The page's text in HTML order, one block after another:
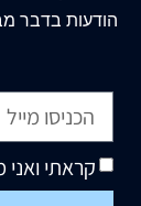
הודעות בדבר
קראתי